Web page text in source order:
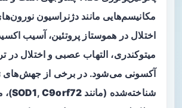
مکانیسم‌هایی مانند دژنراسیون
اختلال در هموستاز پروتئین، آسیب
میتوکندری، التهاب عصبی و اختلال در
آکسونی می‌شود. در برخی از جهش‌های
شناخته‌شده (مانند
SOD1,C9orf72
)،